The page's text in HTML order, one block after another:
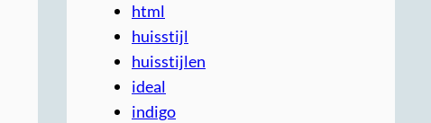
html
huisstijl
huisstijlen
ideal
indigo